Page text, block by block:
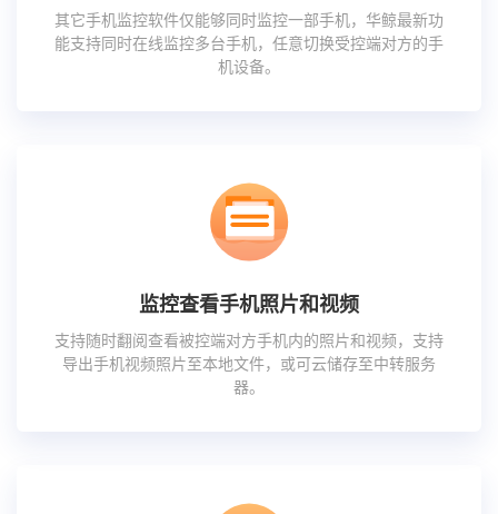
其它手机监控软件仅能够同时监控一部手机，华鲸最新功
能支持同时在线监控多台手机，任意切换受控端对方的手
机设备。
监控查看手机照片和视频
支持随时翻阅查看被控端对方手机内的照片和视频，支持
导出手机视频照片至本地文件，或可云储存至中转服务
器。